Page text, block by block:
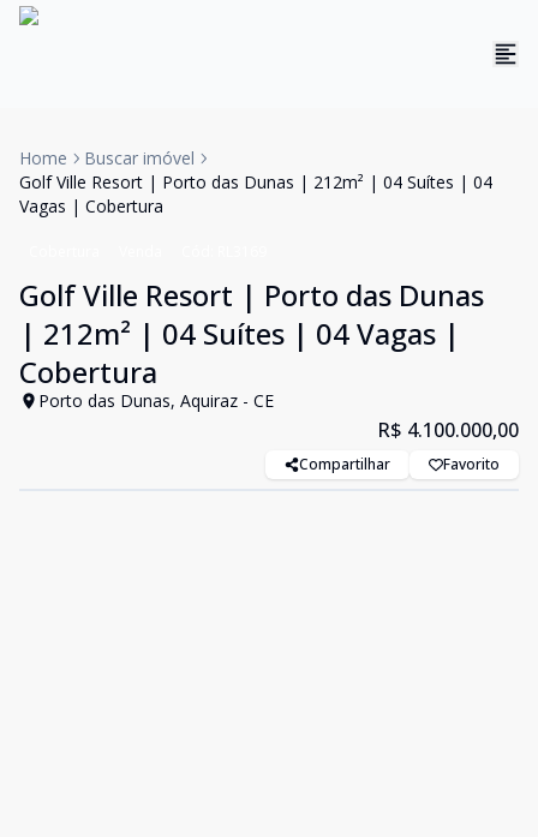
Home
Buscar imóvel
Golf Ville Resort | Porto das Dunas | 212m² | 04 Suítes | 04
Vagas | Cobertura
Golf Ville Resort | Porto das Dunas
| 212m² | 04 Suítes | 04 Vagas |
Cobertura
Porto das Dunas, Aquiraz - CE
R$ 4.100.000,00
Compartilhar Favorito